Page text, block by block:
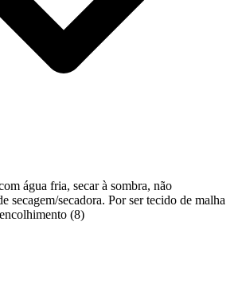
água fria, secar à sombra, não
secagem/secadora. Por ser tecido de malha
(8)